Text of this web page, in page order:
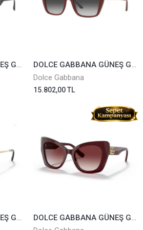
DOLCE GABBANA GÜNEŞ GÖZLÜĞÜ 4385-501/8G
DOLCE GABBANA GÜNEŞ GÖZLÜĞÜ 4399-3091/8G
Dolce Gabbana
15.802,00 TL
DOLCE GABBANA GÜNEŞ GÖZLÜĞÜ 4399-501/8G
DOLCE GABBANA GÜNEŞ GÖZLÜĞÜ 4405-3091/8H